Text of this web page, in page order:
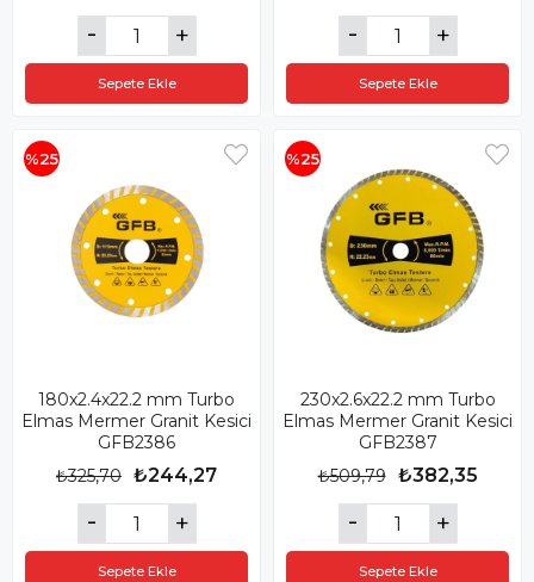
Sepete Ekle Sepete Ekle
180x2.4x22.2 mm Turbo
Elmas Mermer Granit Kesici
GFB2386
₺244,27
₺325,70
Sepete Ekle
%25
230x2.6x22.2 mm Turbo
Elmas Mermer Granit Kesici
GFB2387
₺382,35
₺509,79
Sepete Ekle
%25